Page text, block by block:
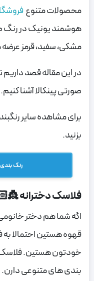
محصولات متنوع
هوشمند یونیک در رنگ
مشکی، سفید، قرمز
در این مقاله قصد
صورتی پینکالا آشنا کنیم.
برای مشاهده سایر
بزنید.
رنگ
فلاسک دخترانه
اگه شما هم دختر
قهوه هستین احتمالا به
خودتون هستین.
بندی های متنوعی دارن.